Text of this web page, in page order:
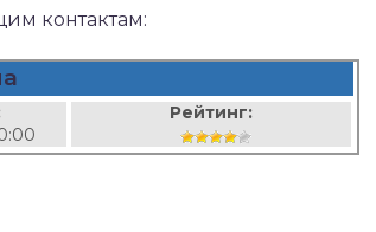
контактам:
Рейтинг: